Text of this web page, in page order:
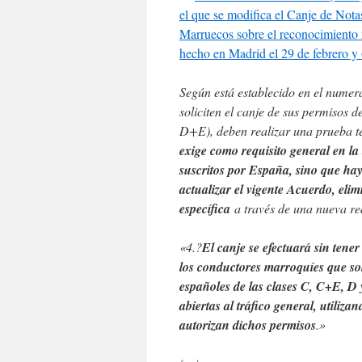
el que se modifica el Canje de
Marruecos sobre el
hecho en Madrid el 29 de febrero
Según está establecido en el
soliciten el canje de sus permisos
D+E), deben realizar una prueba
exige como requisito general en
suscritos por España, sino que
actualizar el vigente Acuerdo,
específica a través de una nueva
«4.?El canje se efectuará sin
los conductores marroquíes que
españoles de las clases C, C+E,
abiertas al tráfico general,
autorizan dichos permisos.»